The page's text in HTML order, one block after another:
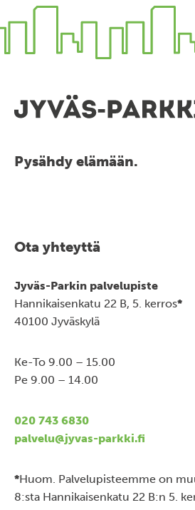
Pysähdy elämään.
Ota yhteyttä
Jyväs-Parkin palvelupiste
Hannikaisenkatu 22 B, 5. kerros*
40100 Jyväskylä
Ke-To 9.00 – 15.00
Pe 9.00 – 14.00
020 743 6830
palvelu@jyvas-parkki.fi
*Huom. Palvelupisteemme on
8:sta Hannikaisenkatu 22 B:n 5.